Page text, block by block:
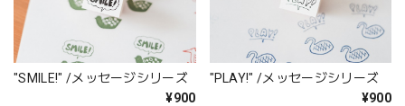
"SMILE!" /メッセージシリーズ
¥900
"PLAY!" /メッセージシリーズ
¥900